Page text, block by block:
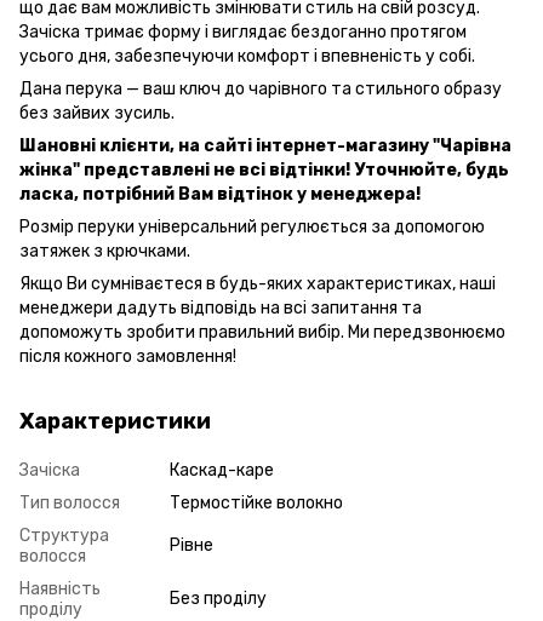
що дає вам можливість змінювати стиль на свій розсуд.
Зачіска тримає форму і виглядає бездоганно протягом
усього дня, забезпечуючи комфорт і впевненість у собі.
Дана перука — ваш ключ до чарівного та стильного образу
без зайвих зусиль.
Шановні клієнти, на сайті інтернет-магазину "Чарівна
жінка" представлені не всі відтінки! Уточнюйте, будь
ласка, потрібний Вам відтінок у менеджера!
Розмір перуки універсальний регулюється за допомогою
затяжек з крючками.
Якщо Ви сумніваєтеся в будь-яких характеристиках, наші
менеджери дадуть відповідь на всі запитання та
допоможуть зробити правильний вибір. Ми передзвонюємо
після кожного замовлення!
Характеристики
Зачіска
Каскад-каре
Тип волосся
Термостійке волокно
Структура
волосся
Рівне
Наявність
проділу
Без проділу